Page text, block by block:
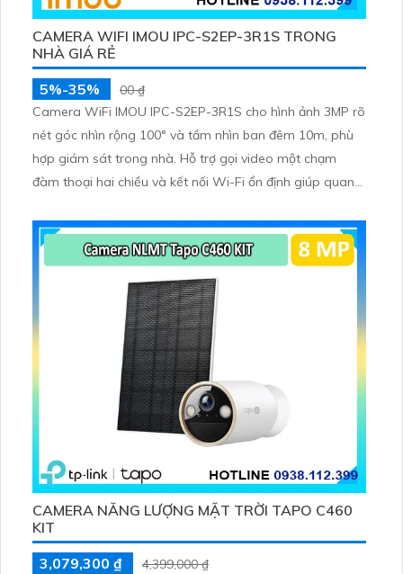
CAMERA WIFI IMOU IPC-S2EP-3R1S TRONG
NHÀ GIÁ RẺ
5%-35%
00 ₫
Camera WiFi IMOU IPC-S2EP-3R1S cho hình ảnh 3MP rõ
nét góc nhìn rộng 100° và tầm nhìn ban đêm 10m, phù
hợp giám sát trong nhà. Hỗ trợ gọi video một chạm
đàm thoại hai chiều và kết nối Wi-Fi ổn định giúp quan
256GB hoặc lưu đám mây dễ lắp đặt cho gia đình và văn
phòng nhỏ.
CAMERA NĂNG LƯỢNG MẶT TRỜI TAPO C460
KIT
3,079,300 ₫
4,399,000 ₫